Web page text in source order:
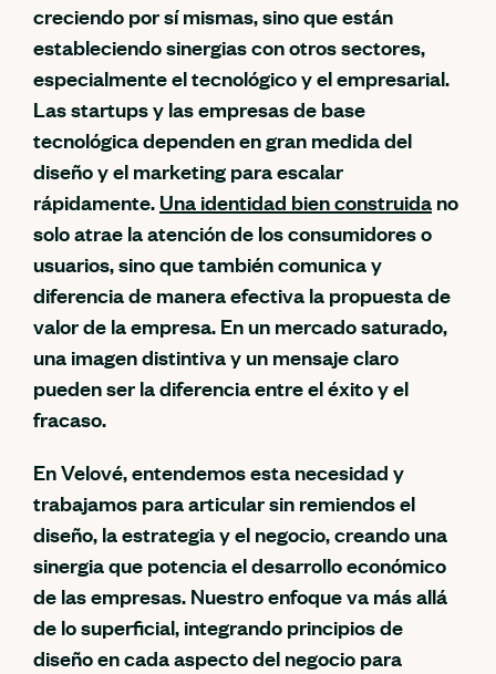
creciendo por sí mismas, sino que están
estableciendo sinergias con otros sectores,
especialmente el tecnológico y el empresarial.
Las startups y las empresas de base
tecnológica dependen en gran medida del
diseño y el marketing para escalar
rápidamente. Una identidad bien construida no
solo atrae la atención de los consumidores o
usuarios, sino que también comunica y
diferencia de manera efectiva la propuesta de
valor de la empresa. En un mercado saturado,
una imagen distintiva y un mensaje claro
pueden ser la diferencia entre el éxito y el
fracaso.
En Velové, entendemos esta necesidad y
trabajamos para articular sin remiendos el
diseño, la estrategia y el negocio, creando una
sinergia que potencia el desarrollo económico
de las empresas. Nuestro enfoque va más allá
de lo superficial, integrando principios de
diseño en cada aspecto del negocio para